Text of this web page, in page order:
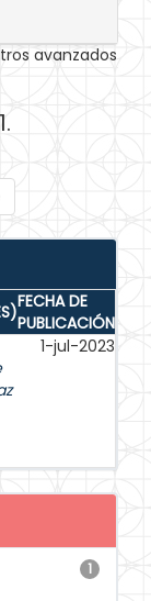
avanzados
FECHA DE
PUBLICACIÓN
1-jul-2023
1